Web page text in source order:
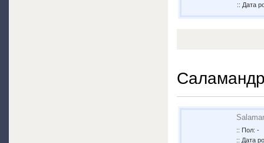
:: Дата
:: Пол: -
:: Дата